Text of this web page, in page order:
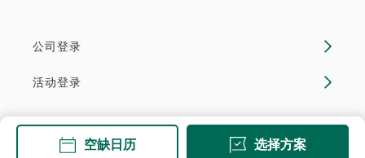
空缺日历 选择方案
公司登录
活动登录